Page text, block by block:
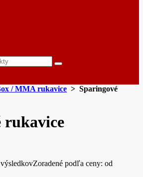
/ MMA rukavice > Sparingové
rukavice
Zoradené podľa ceny: od